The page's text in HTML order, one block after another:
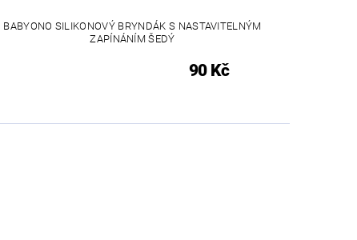
BABYONO SILIKONOVÝ BRYNDÁK S NASTAVITELNÝM
ZAPÍNÁNÍM ŠEDÝ
90 Kč